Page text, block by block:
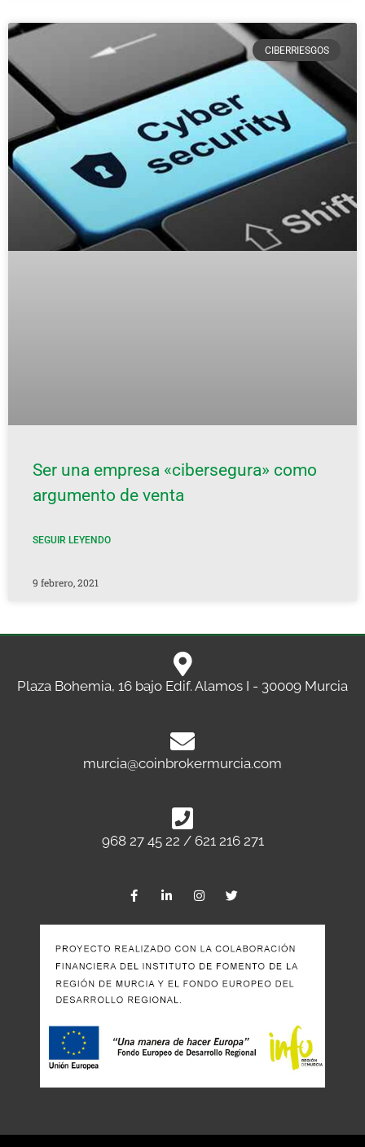
CIBERRIESGOS
Ser una empresa «cibersegura» como
argumento de venta
SEGUIR LEYENDO
9 febrero, 2021
Plaza Bohemia, 16 bajo Edif. Alamos I - 30009 Murcia
murcia@coinbrokermurcia.com
968 27 45 22 / 621 216 271